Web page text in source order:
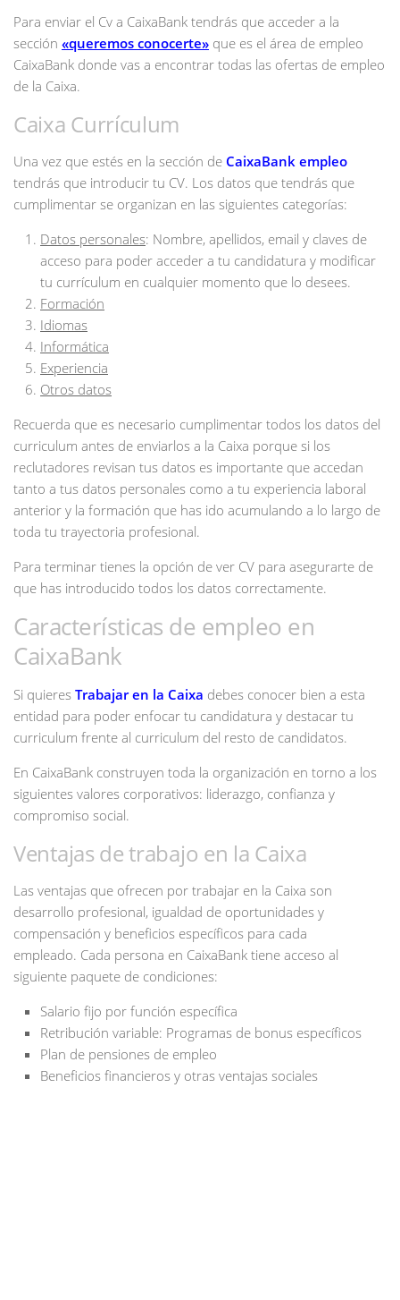
Para enviar el Cv a CaixaBank tendrás que acceder a la
sección «queremos conocerte» que es el área de empleo
CaixaBank donde vas a encontrar todas las ofertas de empleo
de la Caixa.
Caixa Currículum
Una vez que estés en la sección de CaixaBank empleo
tendrás que introducir tu CV. Los datos que tendrás que
cumplimentar se organizan en las siguientes categorías:
Datos personales: Nombre, apellidos, email y claves de
acceso para poder acceder a tu candidatura y modificar
tu currículum en cualquier momento que lo desees.
Formación
Idiomas
Informática
Experiencia
Otros datos
Recuerda que es necesario cumplimentar todos los datos del
curriculum antes de enviarlos a la Caixa porque si los
reclutadores revisan tus datos es importante que accedan
tanto a tus datos personales como a tu experiencia laboral
anterior y la formación que has ido acumulando a lo largo de
toda tu trayectoria profesional.
Para terminar tienes la opción de ver CV para asegurarte de
que has introducido todos los datos correctamente.
Características de empleo en
CaixaBank
Si quieres Trabajar en la Caixa debes conocer bien a esta
entidad para poder enfocar tu candidatura y destacar tu
curriculum frente al curriculum del resto de candidatos.
En CaixaBank construyen toda la organización en torno a los
siguientes valores corporativos: liderazgo, confianza y
compromiso social.
Ventajas de trabajo en la Caixa
Las ventajas que ofrecen por trabajar en la Caixa son
desarrollo profesional, igualdad de oportunidades y
compensación y beneficios específicos para cada
empleado. Cada persona en CaixaBank tiene acceso al
siguiente paquete de condiciones:
Salario fijo por función específica
Retribución variable: Programas de bonus específicos
Plan de pensiones de empleo
Beneficios financieros y otras ventajas sociales